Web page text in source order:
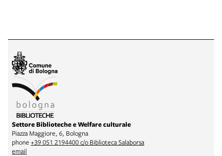
Settore Biblioteche e Welfare culturale
Piazza Maggiore, 6, Bologna
phone +39 051 2194400 c/o Biblioteca Salaborsa
email